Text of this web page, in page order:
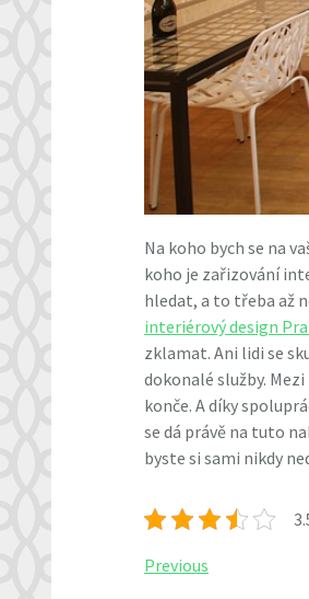
Na koho bych se na
koho je zařizování
hledat, a to třeba až
interiérový design
zklamat. Ani lidi se
dokonalé služby.
konče. A díky
se dá právě na tuto
byste si sami nikdy
Navigace
Previous
Previous